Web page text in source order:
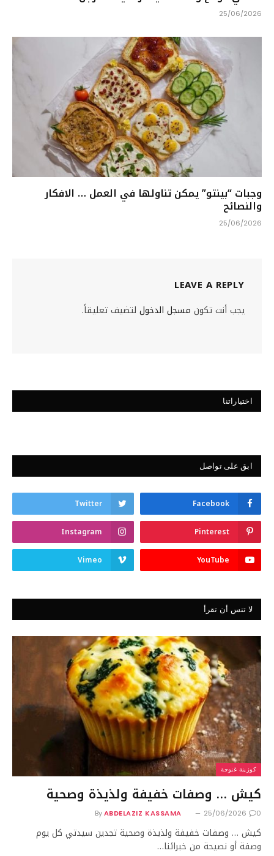
25/06/2026
وجبات “بينتو” يمكن تناولها في العمل … الافكار
والنصائح
25/06/2026
LEAVE A REPLY
يجب أنت تكون مسجل الدخول لتضيف تعليقاً.
اختياراتنا
ابق على تواصل
Facebook
Twitter
Pinterest
Instagram
YouTube
Vimeo
لا تنس أن تقرأ
كوزينة غنوجة
كيش … وصفات خفيفة ولذيذة وصحية
By ABDELAZIZ KASSAMA 25/06/2026 0
كيش … وصفات خفيفة ولذيذة وصحية تجدين سيدتي كل يوم
وصفة أو نصيحة من خبرائنا…